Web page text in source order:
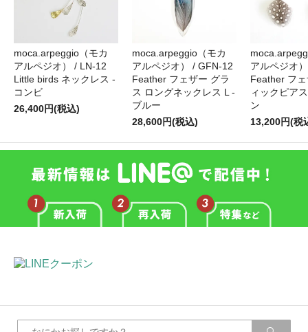
moca.arpeggio（モカ
アルペジオ） / LN-12
Little birds ネックレス -
コンビ
26,400円(税込)
moca.arpeggio（モカ
アルペジオ） / GFN-12
Feather フェザー グラ
ス ロングネックレス L -
ブルー
28,600円(税込)
アルペジオ
Feather フ
ィックピア
ン
13,200円(税